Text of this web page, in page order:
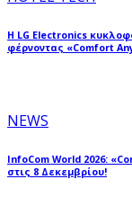
Η LG Electronics
φέρνοντας «Comfort
NEWS
InfoCom World 2026:
στις 8 Δεκεμβρίου!